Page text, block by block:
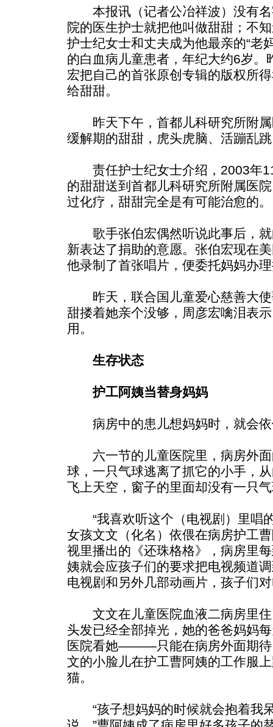
本报讯（记者公冶祥波）没有名
院的医生护士就把他叫做甜甜；不
护士纪女士和丈夫成为他最亲的“老
的白血病儿童患者，年纪大约6岁。
宏把自己的首张原创专辑的版权所
给甜甜。
昨天下午，首都儿科研究所附属
缓解期的甜甜，虎头虎脑、活蹦乱
责任护士纪女士介绍，2003年
的甜甜送到首都儿科研究所附属医
过化疗，甜甜完全是有可能治愈的。
歌手张伯宏偶然听说此事后，就
新表达了捐助的意愿。张伯宏现在
他录制了首张唱片，便委托妈妈办
昨天，联合国儿童爱心慈善大使
甜搂着她亲个没够，周彦宏噙泪表
用。
生存状态
护工阿姨当替身妈妈
病房中的患儿想妈妈时，就会依
六一节的儿童医院里，病房外面
球，一只气球逃离了抓它的小手，
飞上天空，窗子的里面却没有一只
“我喜欢听这个（电视剧）里唱
女孩文文（化名）依偎在病房护工
视里播出的《还珠格格》，病房里
姨就会应孩子们的要求把电视频道
电视剧和另外几部动画片，孩子们
文文在儿童医院血液二病房里住
头发已经全部掉光，她的爸爸妈妈
医院看她———只能在病房外面期待
文的小脸儿在护工曹阿姨的工作服
猫。
“孩子想妈妈的时候就会抱着我